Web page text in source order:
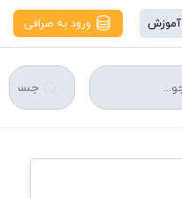
آموزش ورود به صرافی